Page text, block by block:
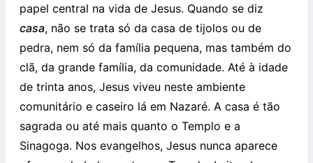
papel central na vida de Jesus. Quando se diz
casa, não se trata só da casa de tijolos ou de
pedra, nem só da família pequena, mas também do
clã, da grande família, da comunidade. Até à idade
de trinta anos, Jesus viveu neste ambiente
comunitário e caseiro lá em Nazaré. A casa é tão
sagrada ou até mais quanto o Templo e a
Sinagoga. Nos evangelhos, Jesus nunca aparece